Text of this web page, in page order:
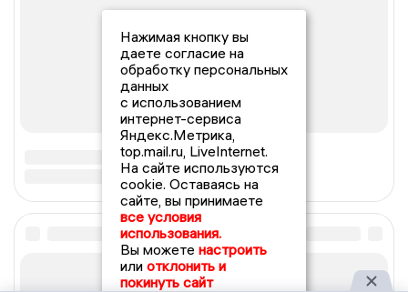
Нажимая кнопку вы
даете согласие на
обработку персональных
данных
с использованием
интернет-сервиса
Яндекс.Метрика,
top.mail.ru, LiveInternet.
На сайте используются
cookie. Оставаясь на
сайте, вы принимаете
все условия
использования.
Вы можете настроить
или отклонить и
покинуть сайт